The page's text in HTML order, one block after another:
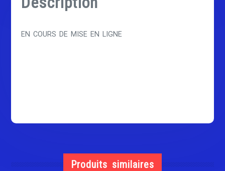
EN COURS DE MISE EN LIGNE
Produits similaires